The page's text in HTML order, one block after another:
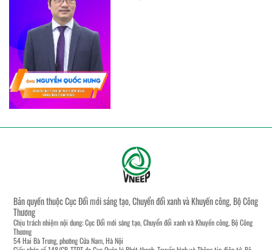
Bản quyền thuộc Cục Đổi mới sáng tạo, Chuyển đổi xanh và Khuyến công, Bộ Công
Thương
Chịu trách nhiệm nội dung: Cục Đổi mới sáng tạo, Chuyển đổi xanh và Khuyến công, Bộ Công
Thương
54 Hai Bà Trưng, phường Cửa Nam, Hà Nội